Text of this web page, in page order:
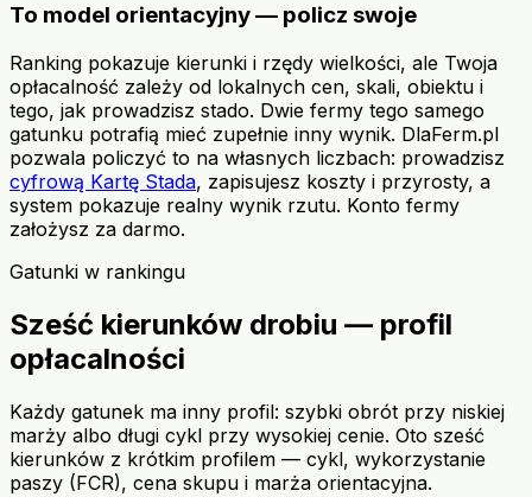
To model orientacyjny — policz swoje
Ranking pokazuje kierunki i rzędy wielkości, ale Twoja
opłacalność zależy od lokalnych cen, skali, obiektu i
tego, jak prowadzisz stado. Dwie fermy tego samego
gatunku potrafią mieć zupełnie inny wynik. DlaFerm.pl
pozwala policzyć to na własnych liczbach: prowadzisz
cyfrową Kartę Stada, zapisujesz koszty i przyrosty, a
system pokazuje realny wynik rzutu. Konto fermy
założysz za darmo.
Gatunki w rankingu
Sześć kierunków drobiu — profil
opłacalności
Każdy gatunek ma inny profil: szybki obrót przy niskiej
marży albo długi cykl przy wysokiej cenie. Oto sześć
kierunków z krótkim profilem — cykl, wykorzystanie
paszy (FCR), cena skupu i marża orientacyjna.